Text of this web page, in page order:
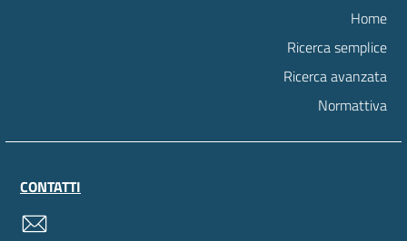
Home
Ricerca semplice
Ricerca avanzata
Normattiva
CONTATTI